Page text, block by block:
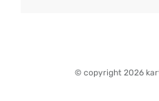
© copyright 2026